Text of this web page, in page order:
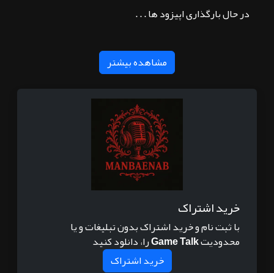
در حال بارگذاری اپیزود ها . . .
مشاهده بیشتر
خرید اشتراک
با ثبت نام و خرید اشتراک بدون تبلیغات و یا
محدودیتGame Talkرا، دانلود کنید
خرید اشتراک